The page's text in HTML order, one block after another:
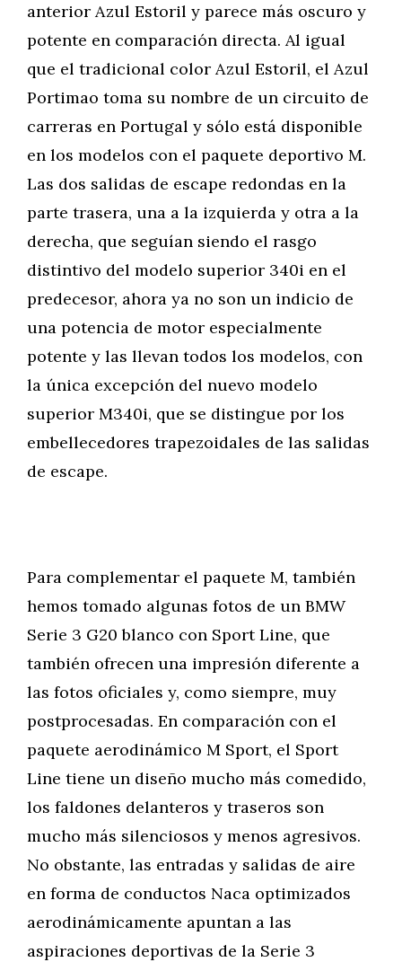
anterior Azul Estoril y parece más oscuro y
potente en comparación directa. Al igual
que el tradicional color Azul Estoril, el Azul
Portimao toma su nombre de un circuito de
carreras en Portugal y sólo está disponible
en los modelos con el paquete deportivo M.
Las dos salidas de escape redondas en la
parte trasera, una a la izquierda y otra a la
derecha, que seguían siendo el rasgo
distintivo del modelo superior 340i en el
predecesor, ahora ya no son un indicio de
una potencia de motor especialmente
potente y las llevan todos los modelos, con
la única excepción del nuevo modelo
superior M340i, que se distingue por los
embellecedores trapezoidales de las salidas
de escape.
Para complementar el paquete M, también
hemos tomado algunas fotos de un BMW
Serie 3 G20 blanco con Sport Line, que
también ofrecen una impresión diferente a
las fotos oficiales y, como siempre, muy
postprocesadas. En comparación con el
paquete aerodinámico M Sport, el Sport
Line tiene un diseño mucho más comedido,
los faldones delanteros y traseros son
mucho más silenciosos y menos agresivos.
No obstante, las entradas y salidas de aire
en forma de conductos Naca optimizados
aerodinámicamente apuntan a las
aspiraciones deportivas de la Serie 3